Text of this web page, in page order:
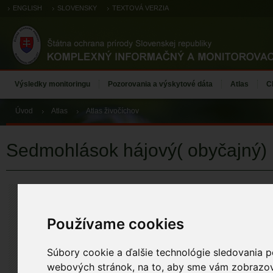
Používame cookies
Súbory cookie a ďalšie technológie sledovania
webových stránok, na to, aby sme vám
ENGLISH SLOVENSKY TEXTOVÁ VERZIA
Výsledky monitoringu Pozorovania a výskytové dáta Atlas
Úvod Atlas Atlas živočíchov
Sedmohlások hájový( obyčajný)
ZÁZNAMY